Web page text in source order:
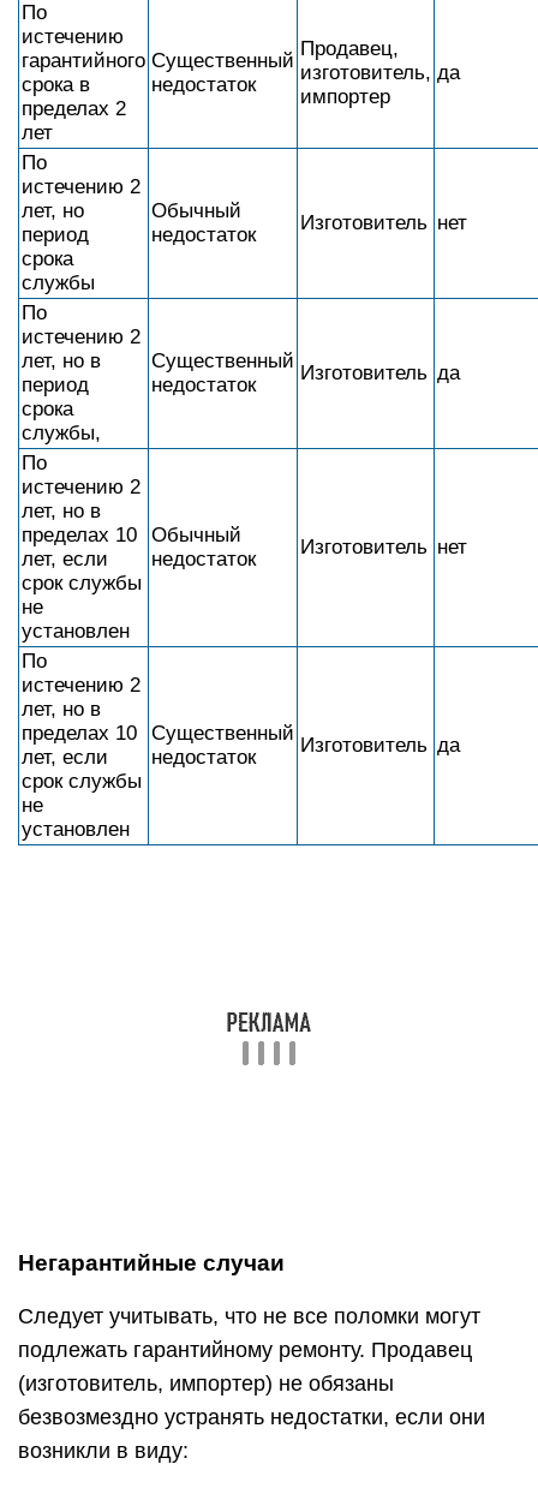
По
истечению
гарантийного
срока в
пределах 2
лет
Существенный
недостаток
Продавец,
изготовитель,
импортер
да
По
истечению 2
лет, но
период
срока
службы
Обычный
недостаток
Изготовитель нет
По
истечению 2
лет, но в
период
срока
службы,
Существенный
недостаток
Изготовитель да
По
истечению 2
лет, но в
пределах 10
лет, если
срок службы
не
установлен
Обычный
недостаток
Изготовитель нет
По
истечению 2
лет, но в
пределах 10
лет, если
срок службы
не
установлен
Существенный
недостаток
Изготовитель да
Негарантийные случаи
Следует учитывать, что не все поломки могут
подлежать гарантийному ремонту. Продавец
(изготовитель, импортер) не обязаны
безвозмездно устранять недостатки, если они
возникли в виду: